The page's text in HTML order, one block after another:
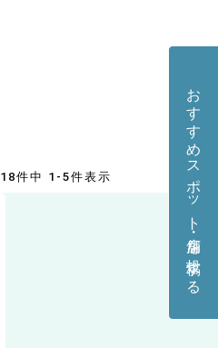
18件中 1-5件表示 おすすめスポット・店舗を投稿する